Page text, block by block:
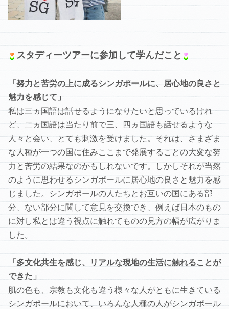
スタディーツアーに参加して学んだこと
「努力と苦労の上に成るシンガポールに、居心地の良さと
魅力を感じて」
私は三ヵ国語は話せるようになりたいと思っているけれ
ど、二ヵ国語は当たり前で三、四ヵ国語も話せるような
人々と会い、とても刺激を受けました。それは、さまざま
な人種が一つの国に住みここまで発展することの大変な努
力と苦労の結果なのかもしれないです。しかしそれが当然
のように思わせるシンガポールに居心地の良さと魅力を感
じました。シンガポールの人たちとお互いの国にある部
分、ない部分に関して意見を交換でき、例えば日本のもの
に対し私とは違う視点に触れてものの見方の幅が広がりま
した。
「多文化共生を感じ、リアルな現地の生活に触れることが
できた」
肌の色も、宗教も文化も違う様々な人がともに生きている
シンガポールにおいて、いろんな人種の人がシンガポール